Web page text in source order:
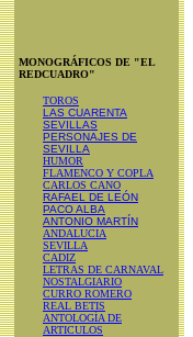
MONOGRÁFICOS DE "EL
REDCUADRO"
TOROS
LAS CUARENTA
SEVILLAS
PERSONAJES DE
SEVILLA
HUMOR
FLAMENCO Y COPLA
CARLOS CANO
RAFAEL DE LEÓN
PACO ALBA
ANTONIO MARTÍN
ANDALUCIA
SEVILLA
CADIZ
LETRAS DE CARNAVAL
NOSTALGIARIO
CURRO ROMERO
REAL BETIS
ANTOLOGÍA DE
ARTICULOS